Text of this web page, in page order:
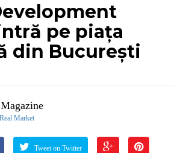
pe piața
din București
Real Market
Tweet on Twitter